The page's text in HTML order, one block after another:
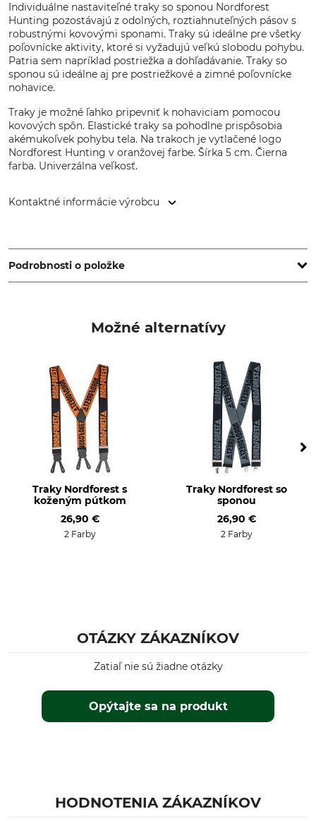
Individuálne nastaviteľné traky so sponou Nordforest
Hunting pozostávajú z odolných, roztiahnuteľných pásov s
robustnými kovovými sponami. Traky sú ideálne pre všetky
poľovnícke aktivity, ktoré si vyžadujú veľkú slobodu pohybu.
Patria sem napríklad postriežka a dohľadávanie. Traky so
sponou sú ideálne aj pre postriežkové a zimné poľovnícke
nohavice.
Traky je možné ľahko pripevniť k nohaviciam pomocou
kovových spôn. Elastické traky sa pohodlne prispôsobia
akémukoľvek pohybu tela. Na trakoch je vytlačené logo
Nordforest Hunting v oranžovej farbe. Šírka 5 cm. Čierna
farba. Univerzálna veľkosť.
Kontaktné informácie výrobcu
www.grube.de
Podrobnosti o položke
5% Elastan
Made in Germany
Možné alternatívy
Traky Nordforest s
koženým pútkom
26,90 €
2 Farby
Traky Nordforest so
sponou
26,90 €
2 Farby
OTÁZKY ZÁKAZNÍKOV
Opýtajte sa na produkt
Zatiaľ nie sú žiadne otázky
HODNOTENIA ZÁKAZNÍKOV